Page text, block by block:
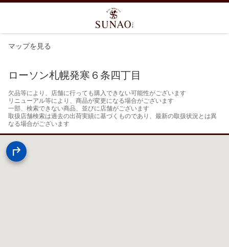
マップを見る
ローソン札幌発寒６条四丁目
欠品等により、店舗に行っても購入できない可能性がございます
リニューアル等により、商品が変更になる場合がございます
一部、検索できない商品、並びに店舗がございます
取扱店舗検索は過去の出荷実績に基づくものであり、最新の取扱状況とは異
なる場合がございます